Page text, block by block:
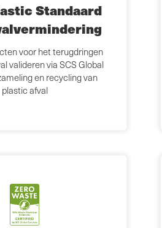
Standaard
voor het terugdringen
valideren via SCS Global
en recycling van
plastic afval